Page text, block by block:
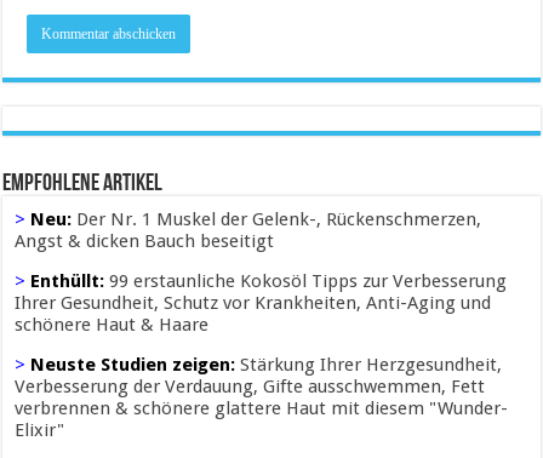
Empfohlene Artikel
> Neu: Der Nr. 1 Muskel der Gelenk-, Rückenschmerzen,
Angst & dicken Bauch beseitigt
> Enthüllt:99 erstaunliche Kokosöl Tipps zur Verbesserung
Ihrer Gesundheit, Schutz vor Krankheiten, Anti-Aging und
schönere Haut & Haare
> Neuste Studien zeigen:Stärkung Ihrer Herzgesundheit,
Verbesserung der Verdauung, Gifte ausschwemmen, Fett
verbrennen & schönere glattere Haut mit diesem "Wunder-
Elixir"